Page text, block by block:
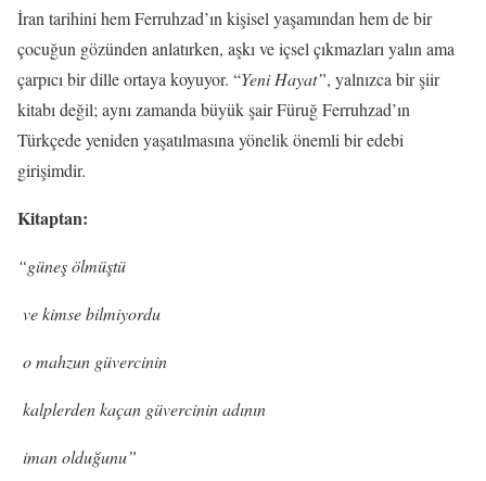
İran tarihini hem Ferruhzad’ın kişisel yaşamından hem de bir
çocuğun gözünden anlatırken, aşkı ve içsel çıkmazları yalın ama
çarpıcı bir dille ortaya koyuyor. “Yeni Hayat”, yalnızca bir şiir
kitabı değil; aynı zamanda büyük şair Füruğ Ferruhzad’ın
Türkçede yeniden yaşatılmasına yönelik önemli bir edebi
girişimdir.
Kitaptan:
“güneş ölmüştü
ve kimse bilmiyordu
o mahzun güvercinin
kalplerden kaçan güvercinin adının
iman olduğunu”